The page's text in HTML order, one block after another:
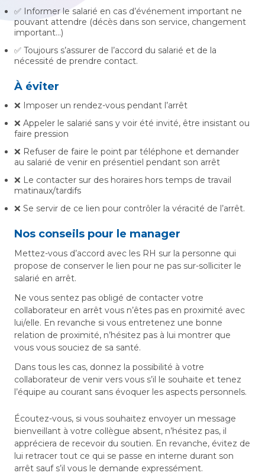
✅ Informer le salarié en cas d’événement important ne
pouvant attendre (décès dans son service, changement
important…)
✅ Toujours s’assurer de l’accord du salarié et de la
nécessité de prendre contact.
À éviter
❌ Imposer un rendez-vous pendant l’arrêt
❌ Appeler le salarié sans y voir été invité, être insistant ou
faire pression
❌ Refuser de faire le point par téléphone et demander
au salarié de venir en présentiel pendant son arrêt
❌ Le contacter sur des horaires hors temps de travail
matinaux/tardifs
❌ Se servir de ce lien pour contrôler la véracité de l’arrêt.
Nos conseils pour le manager
Mettez-vous d’accord avec les RH sur la personne qui
propose de conserver le lien pour ne pas sur-solliciter le
salarié en arrêt.
Ne vous sentez pas obligé de contacter votre
collaborateur en arrêt vous n’êtes pas en proximité avec
lui/elle. En revanche si vous entretenez une bonne
relation de proximité, n’hésitez pas à lui montrer que
vous vous souciez de sa santé.
Dans tous les cas, donnez la possibilité à votre
collaborateur de venir vers vous s’il le souhaite et tenez
l’équipe au courant sans évoquer les aspects personnels.
Écoutez-vous, si vous souhaitez envoyer un message
bienveillant à votre collègue absent, n’hésitez pas, il
appréciera de recevoir du soutien. En revanche, évitez de
lui retracer tout ce qui se passe en interne durant son
arrêt sauf s’il vous le demande expressément.